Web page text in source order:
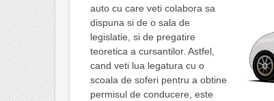
auto cu care veti colabora sa
dispuna si de o sala de
legislatie, si de pregatire
teoretica a cursantilor. Astfel,
cand veti lua legatura cu o
scoala de soferi pentru a obtine
permisul de conducere, este